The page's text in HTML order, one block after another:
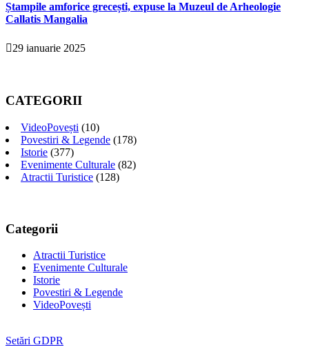
Ștampile amforice grecești, expuse la Muzeul de Arheologie
Callatis Mangalia
29 ianuarie 2025
CATEGORII
VideoPovești (10)
Povestiri & Legende (178)
Istorie (377)
Evenimente Culturale (82)
Atractii Turistice (128)
Categorii
Atractii Turistice
Evenimente Culturale
Istorie
Povestiri & Legende
VideoPovești
Setări GDPR